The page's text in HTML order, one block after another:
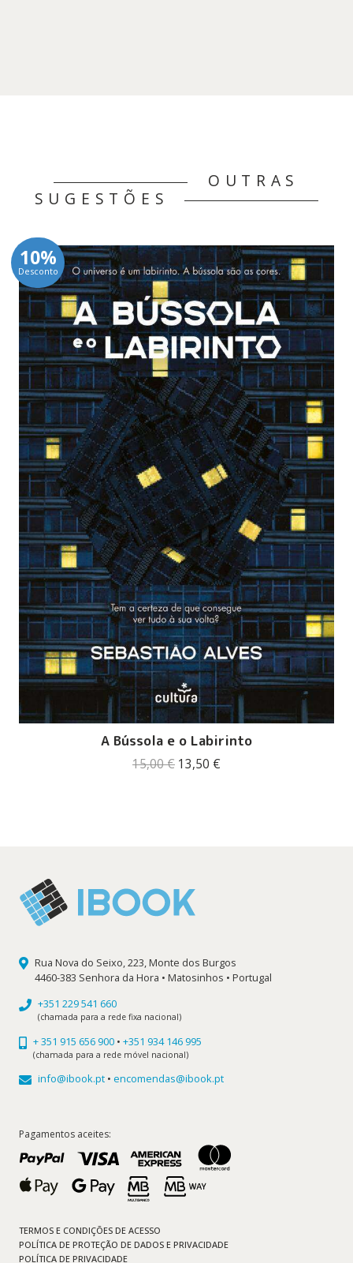
OUTRAS
SUGESTÕES
10%
Desconto
A Bússola e o Labirinto
15,00€ O
13,50 €
Rua Nova do Seixo, 223, Monte dos Burgos
4460-383 Senhora da Hora • Matosinhos • Portugal
+351 229 541 660
(chamada para a rede fixa nacional)
+ 351 915 656 900 • +351 934 146 995
(chamada para a rede móvel nacional)
info@ibook.pt • encomendas@ibook.pt
Pagamentos aceites:
TERMOS E CONDIÇÕES DE ACESSO
POLÍTICA DE PROTEÇÃO DE DADOS E PRIVACIDADE
POLÍTICA DE PRIVACIDADE